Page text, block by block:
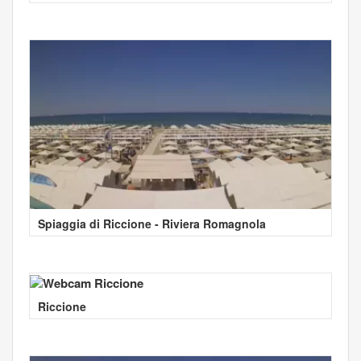
Spiaggia di Riccione - Riviera Romagnola
Riccione